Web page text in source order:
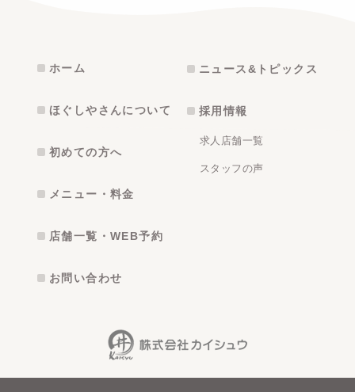
ホーム
ほぐしやさんについて
初めての方へ
メニュー・料金
店舗一覧・WEB予約
お問い合わせ
ニュース&トピックス
採用情報
求人店舗一覧
スタッフの声